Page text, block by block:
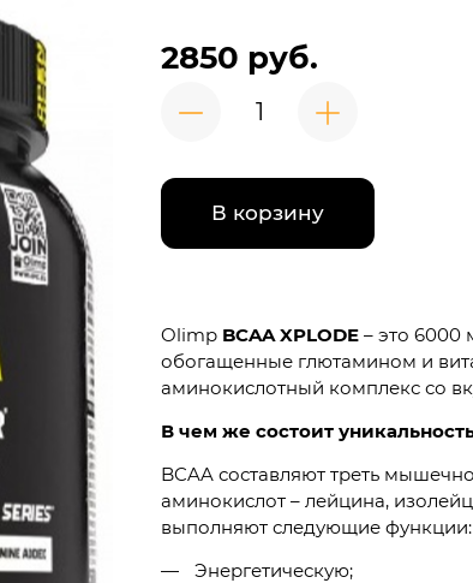
2850 руб.
В корзину
Olimp BCAA XPLODE – это 6000
обогащенные глютамином и
аминокислотный комплекс со
В чем же состоит
BCAA составляют треть
аминокислот – лейцина,
выполняют следующие функции:
Энергетическую;